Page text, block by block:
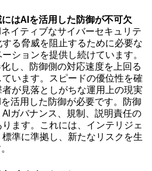
はAIを活用した防御が不可欠
イティブなサイバーセキュリテ
る脅威を阻止するために必要な
ションを提供し続けています。
し、防御側の対応速度を上回る
います。スピードの優位性を確
が見落としがちな運用上の現実
活用した防御が必要です。防御
ガバナンス、規制、説明責任の
ます。これには、インテリジェ
準に準拠し、新たなリスクを生